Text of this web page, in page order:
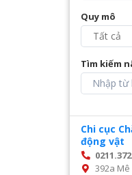
Quy mô
Tìm kiếm
Chi cục
động vật
392a